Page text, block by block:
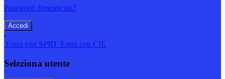
Password dimenticata?
-
Entra con SPID Entra con CIE
Seleziona utente